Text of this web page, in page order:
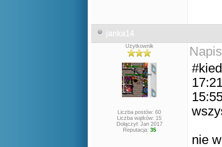
janka14
Użytkownik
Liczba postów: 60
Liczba wątków: 15
Dołączył: Jan 2017
Reputacja: 35
nie